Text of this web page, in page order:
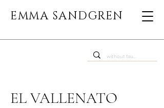
EMMA SANDGREN
EL VALLENATO